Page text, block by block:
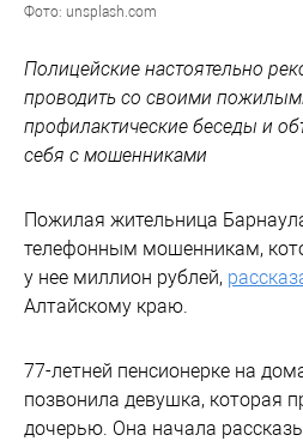
Фото: unsplash.com
Полицейские настоятельно
проводить со своими
профилактические беседы и
себя с мошенниками
Пожилая жительница
телефонным мошенникам,
у нее миллион рублей,
Алтайскому краю.
77-летней пенсионерке на
позвонила девушка, которая
дочерью. Она начала